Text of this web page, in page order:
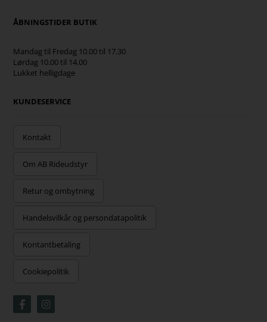
ÅBNINGSTIDER BUTIK
Mandag til Fredag 10.00 til 17.30
Lørdag 10.00 til 14.00
Lukket helligdage
KUNDESERVICE
Kontakt
Om AB Rideudstyr
Retur og ombytning
Handelsvilkår og persondatapolitik
Kontantbetaling
Cookiepolitik